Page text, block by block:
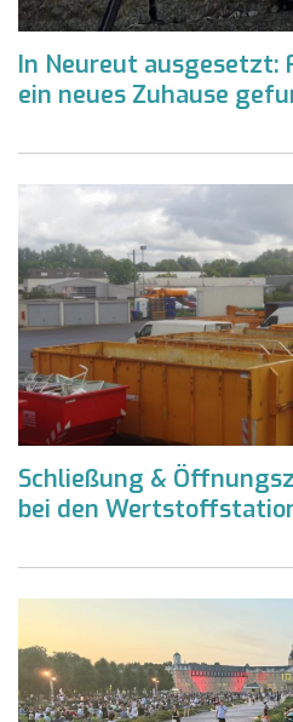
In Neureut ausgesetzt:
ein neues Zuhause
Schließung &
bei den